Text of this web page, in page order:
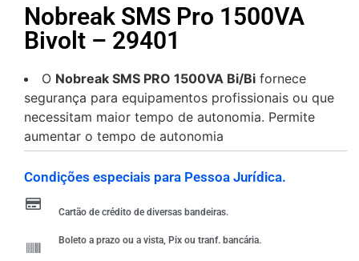
Nobreak SMS Pro 1500VA
Bivolt – 29401
O Nobreak SMS PRO 1500VA Bi/Bi fornece
segurança para equipamentos profissionais ou que
necessitam maior tempo de autonomia. Permite
aumentar o tempo de autonomia
Condições especiais para Pessoa Jurídica.
Cartão de crédito de diversas bandeiras.
Boleto a prazo ou a vista, Pix ou tranf. bancária.